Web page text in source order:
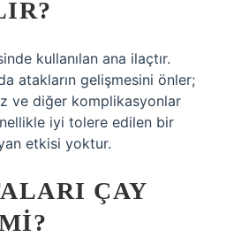
kullanılan ana ilaçtır.
atakların gelişmesini önler;
ve diğer komplikasyonlar
iyi tolere edilen bir
etkisi yoktur.
ÇAY